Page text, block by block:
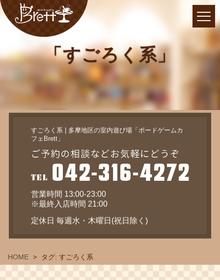
「すごろく系」
すごろく系 | 多摩地区の室内遊び場「ボードゲームカ
フェBrett」
営業時間 13:00-23:00
※最終入店時間 21:00
定休日 毎週水・木曜日(祝日除く)
HOME タグ: すごろく系